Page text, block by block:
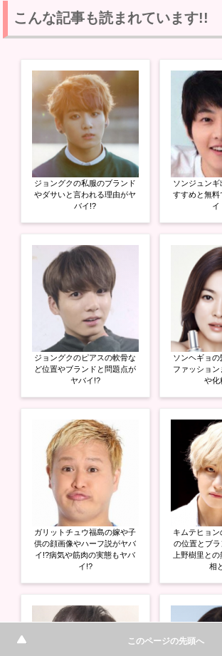
て
T
w
i
共
新
ウ
ン
ド
ウ
で
開
す
o
o
k
で
る
に
は
リ
ッ
ク
し
て
く
だ
さ
い
(
新
し
い
ウ
ド
ウ
で
開
き
ま
す
し
て
G
o
o
+
で
共
有
(
新
し
い
ウ
ィ
ン
ウ
で
開
す
こんな記事も読まれています!!
ジョングクの私服のブランド
やダサいと言われる理由がヤ
バイ!?
ジョングクのピアスの軟骨な
ど位置やブランドと問題点が
ヤバイ!?
ガリットチュウ福島の嫁や子
供の顔画像やハーフ説がヤバ
イ!?病気や筋肉の実態もヤバ
イ!?
ソンジュン
すすめと無
イ
ソンヘギョの
ファッショ
や化
キムテヒョン
の位置とブ
上野樹里と
相
このページの先頭へ